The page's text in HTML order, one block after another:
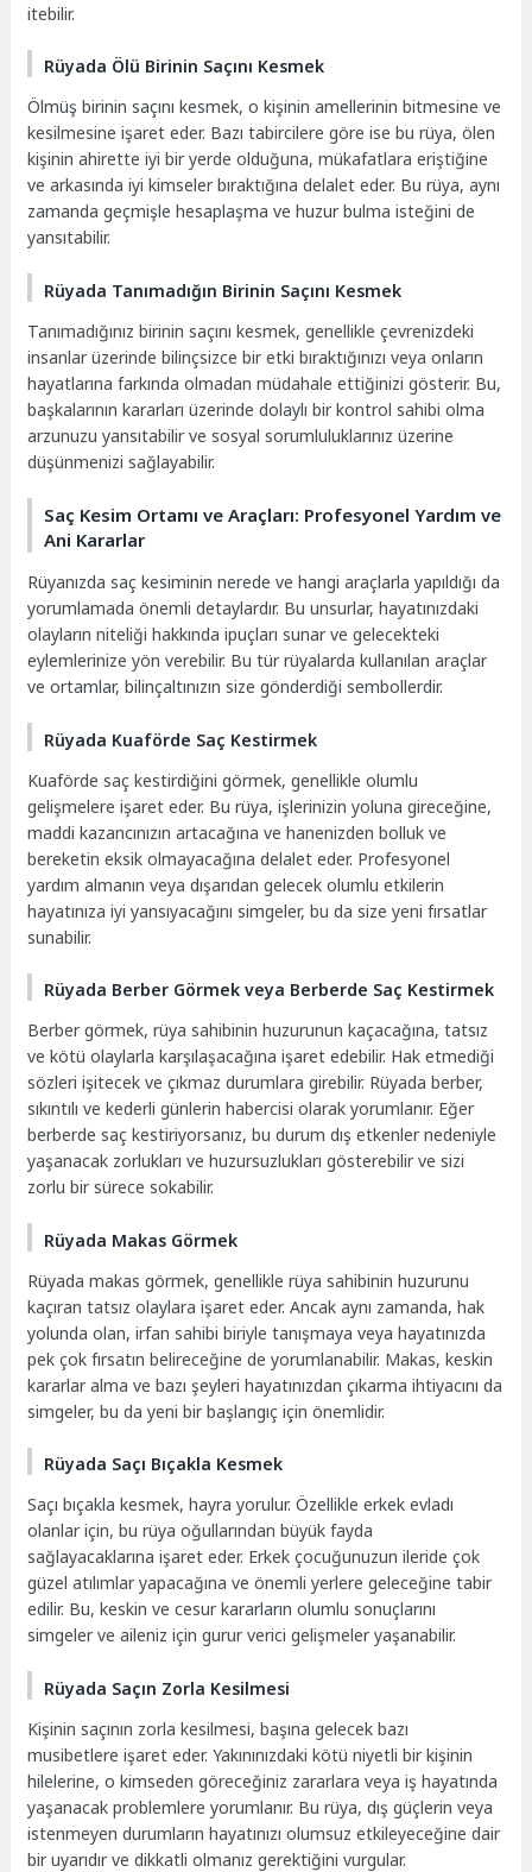
itebilir.
Rüyada Ölü Birinin Saçını Kesmek
Ölmüş birinin saçını kesmek, o kişinin amellerinin bitmesine ve
kesilmesine işaret eder. Bazı tabircilere göre ise bu rüya, ölen
kişinin ahirette iyi bir yerde olduğuna, mükafatlara eriştiğine
ve arkasında iyi kimseler bıraktığına delalet eder. Bu rüya, aynı
zamanda geçmişle hesaplaşma ve huzur bulma isteğini de
yansıtabilir.
Rüyada Tanımadığın Birinin Saçını Kesmek
Tanımadığınız birinin saçını kesmek, genellikle çevrenizdeki
insanlar üzerinde bilinçsizce bir etki bıraktığınızı veya onların
hayatlarına farkında olmadan müdahale ettiğinizi gösterir. Bu,
başkalarının kararları üzerinde dolaylı bir kontrol sahibi olma
arzunuzu yansıtabilir ve sosyal sorumluluklarınız üzerine
düşünmenizi sağlayabilir.
Saç Kesim Ortamı ve Araçları: Profesyonel Yardım ve
Ani Kararlar
Rüyanızda saç kesiminin nerede ve hangi araçlarla yapıldığı da
yorumlamada önemli detaylardır. Bu unsurlar, hayatınızdaki
olayların niteliği hakkında ipuçları sunar ve gelecekteki
eylemlerinize yön verebilir. Bu tür rüyalarda kullanılan araçlar
ve ortamlar, bilinçaltınızın size gönderdiği sembollerdir.
Rüyada Kuaförde Saç Kestirmek
Kuaförde saç kestirdiğini görmek, genellikle olumlu
gelişmelere işaret eder. Bu rüya, işlerinizin yoluna gireceğine,
maddi kazancınızın artacağına ve hanenizden bolluk ve
bereketin eksik olmayacağına delalet eder. Profesyonel
yardım almanın veya dışarıdan gelecek olumlu etkilerin
hayatınıza iyi yansıyacağını simgeler, bu da size yeni fırsatlar
sunabilir.
Rüyada Berber Görmek veya Berberde Saç Kestirmek
Berber görmek, rüya sahibinin huzurunun kaçacağına, tatsız
ve kötü olaylarla karşılaşacağına işaret edebilir. Hak etmediği
sözleri işitecek ve çıkmaz durumlara girebilir. Rüyada berber,
sıkıntılı ve kederli günlerin habercisi olarak yorumlanır. Eğer
berberde saç kestiriyorsanız, bu durum dış etkenler nedeniyle
yaşanacak zorlukları ve huzursuzlukları gösterebilir ve sizi
zorlu bir sürece sokabilir.
Rüyada Makas Görmek
Rüyada makas görmek, genellikle rüya sahibinin huzurunu
kaçıran tatsız olaylara işaret eder. Ancak aynı zamanda, hak
yolunda olan, irfan sahibi biriyle tanışmaya veya hayatınızda
pek çok fırsatın belireceğine de yorumlanabilir. Makas, keskin
kararlar alma ve bazı şeyleri hayatınızdan çıkarma ihtiyacını da
simgeler, bu da yeni bir başlangıç için önemlidir.
Rüyada Saçı Bıçakla Kesmek
Saçı bıçakla kesmek, hayra yorulur. Özellikle erkek evladı
olanlar için, bu rüya oğullarından büyük fayda
sağlayacaklarına işaret eder. Erkek çocuğunuzun ileride çok
güzel atılımlar yapacağına ve önemli yerlere geleceğine tabir
edilir. Bu, keskin ve cesur kararların olumlu sonuçlarını
simgeler ve aileniz için gurur verici gelişmeler yaşanabilir.
Rüyada Saçın Zorla Kesilmesi
Kişinin saçının zorla kesilmesi, başına gelecek bazı
musibetlere işaret eder. Yakınınızdaki kötü niyetli bir kişinin
hilelerine, o kimseden göreceğiniz zararlara veya iş hayatında
yaşanacak problemlere yorumlanır. Bu rüya, dış güçlerin veya
istenmeyen durumların hayatınızı olumsuz etkileyeceğine dair
bir uyarıdır ve dikkatli olmanız gerektiğini vurgular.